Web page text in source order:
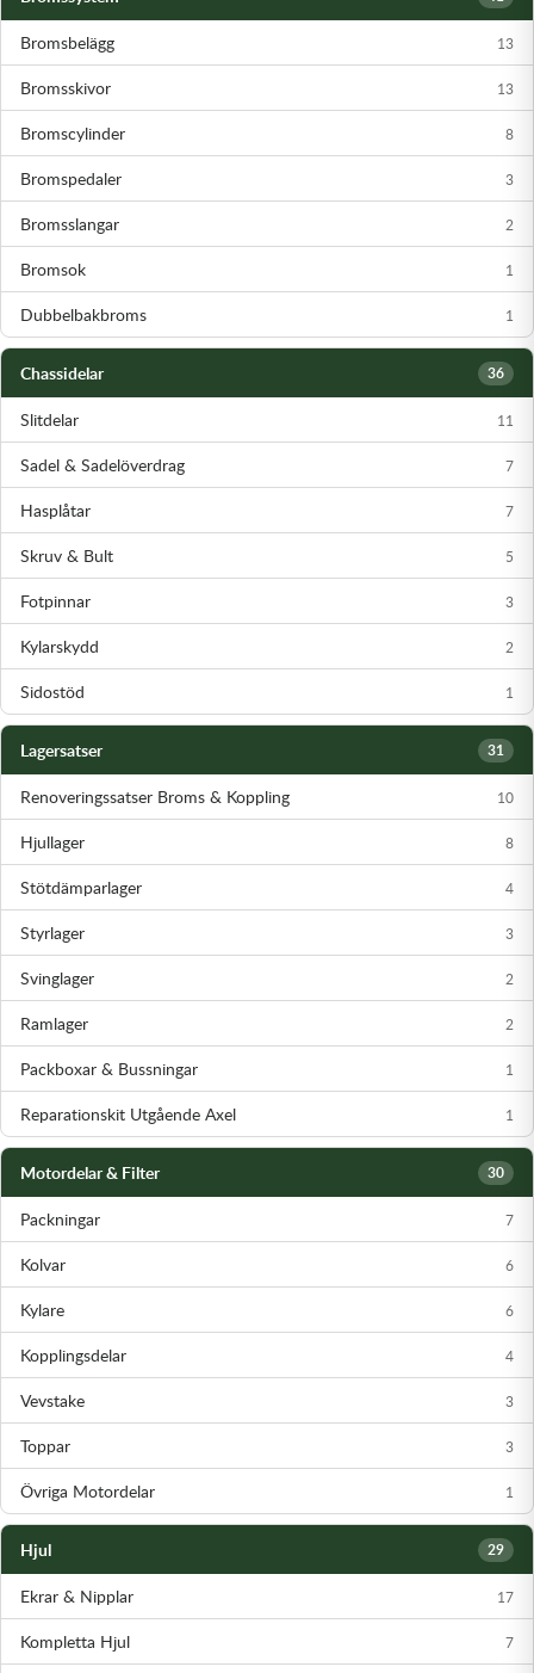
Transmission & Drivlina
Variatordelar
Vinschar & Tillbehör
Vinterprodukter
Bromsbelägg 13
Bromsskivor 13
Bromscylinder 8
Bromspedaler 3
Bromsslangar 2
Bromsok 1
Dubbelbakbroms 1
Chassidelar 36
Slitdelar 11
Sadel & Sadelöverdrag 7
Hasplåtar 7
Skruv & Bult 5
Fotpinnar 3
Kylarskydd 2
Sidostöd 1
Lagersatser 31
Renoveringssatser Broms & Koppling 10
Hjullager 8
Stötdämparlager 4
Styrlager 3
Svinglager 2
Ramlager 2
Packboxar & Bussningar 1
Reparationskit Utgående Axel 1
Motordelar & Filter 30
Packningar 7
Kolvar 6
Kylare 6
Kopplingsdelar 4
Vevstake 3
Toppar 3
Övriga Motordelar 1
Hjul 29
Ekrar & Nipplar 17
Kompletta Hjul 7